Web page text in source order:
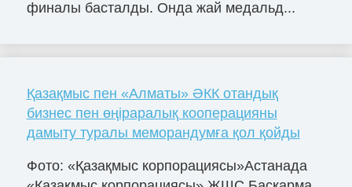
финалы басталды. Онда жай медальд...
Қазақмыс пен «Алматы» ӘКК отандық
бизнес пен өңіраралық кооперацияны
дамыту туралы меморандумға қол қойды
Фото: «Қазақмыс корпорациясы»Астанада